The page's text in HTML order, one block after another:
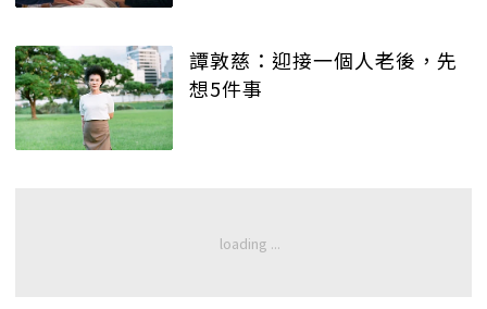
譚敦慈：迎接一個人老後，先
想5件事